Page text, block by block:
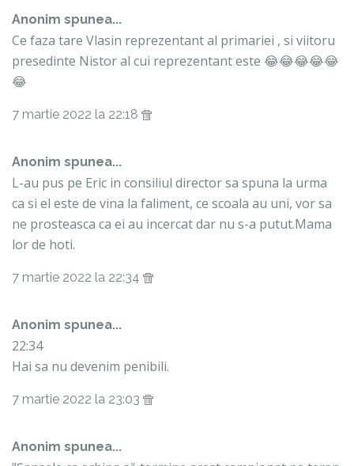
Anonim spunea...
Ce faza tare Vlasin reprezentant al primariei , si viitoru
presedinte Nistor al cui reprezentant este 😂😂😂😂😂
😂
7 martie 2022 la 22:18
Anonim spunea...
L-au pus pe Eric in consiliul director sa spuna la urma
ca si el este de vina la faliment, ce scoala au uni, vor sa
ne prosteasca ca ei au incercat dar nu s-a putut.Mama
lor de hoti.
7 martie 2022 la 22:34
Anonim spunea...
22:34
Hai sa nu devenim penibili.
7 martie 2022 la 23:03
Anonim spunea...